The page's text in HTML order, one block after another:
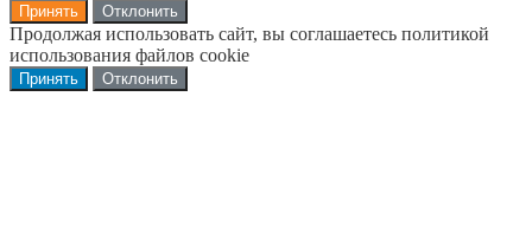
Принять Отклонить
Продолжая использовать сайт, вы соглашаетесь политикой
использования файлов cookie
Принять Отклонить